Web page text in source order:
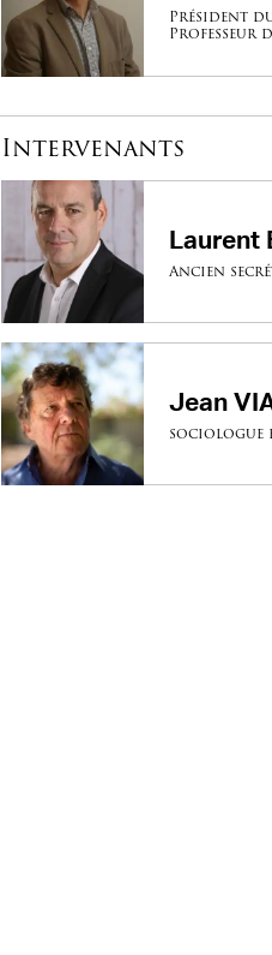
Président
Professeur
Intervenants
Laurent
Ancien
Jean
sociologue